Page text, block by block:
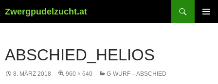
Zwergpudelzucht.at
ABSCHIED_HELIOS
8. MÄRZ 2018 960 × 640 G-WURF – ABSCHIED